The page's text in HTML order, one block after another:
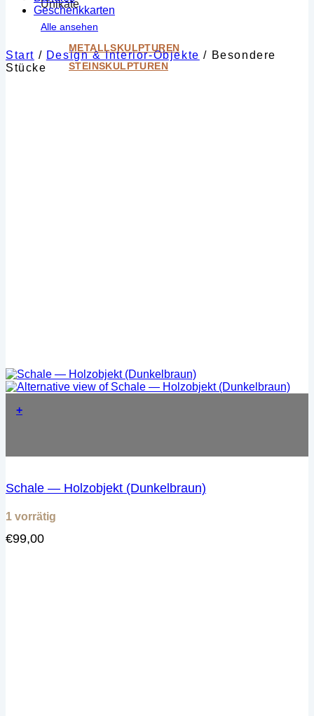
Unikate
Alle ansehen
METALLSKULPTUREN
STEINSKULPTUREN
Geschenkkarten
Start / Design & Interior-Objekte / Besondere
Stücke
+
Schale — Holzobjekt (Dunkelbraun)
1 vorrätig
€99,00